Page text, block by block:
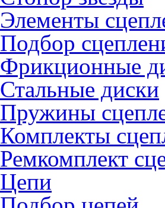
Элементы
Подбор
Фрикционные
Стальные диски
Пружины
Комплекты
Ремкомплект
Цепи